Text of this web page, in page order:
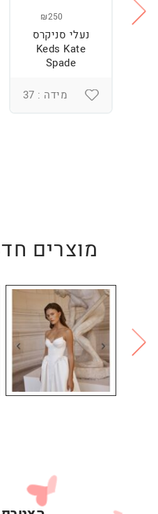
₪250
נעלי סניקרס
Keds Kate
Spade
מידה : 37
מוצרים